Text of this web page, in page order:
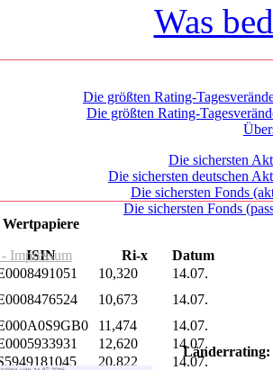
Was
Die größten Rating-
Die größten Rating-
Die sichersten
Die sichersten deutschen
Die sichersten Fonds
Die sichersten Fonds
Impressum
ISIN Ri-x
Datum
10,320
14.07.
10,673
14.07.
11,474
14.07.
12,620
14.07.
20,822
14.07.
Länderrating: